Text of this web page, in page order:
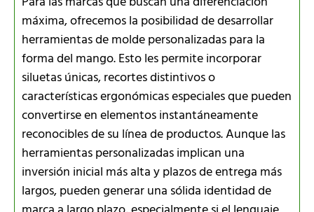
máxima, ofrecemos la posibilidad de desarrollar
herramientas de molde personalizadas para la
forma del mango. Esto les permite incorporar
siluetas únicas, recortes distintivos o
características ergonómicas especiales que pueden
convertirse en elementos instantáneamente
reconocibles de su línea de productos. Aunque las
herramientas personalizadas implican una
inversión inicial más alta y plazos de entrega más
largos, pueden generar una sólida identidad de